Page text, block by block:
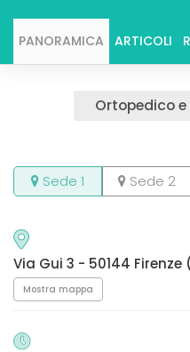
PANORAMICA ARTICOLI
Ortopedico
Sede 1 Sede 2
Via Gui 3 - 50144 Firenze
Mostra mappa